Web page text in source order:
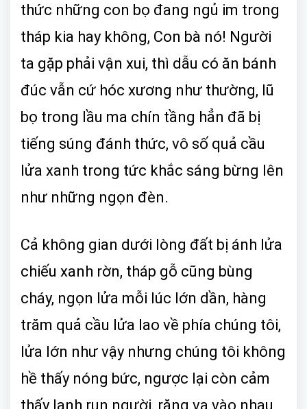
thức những con bọ đang ngủ im trong
tháp kia hay không, Con bà nó! Người
ta gặp phải vận xui, thì dẫu có ăn bánh
đúc vẫn cứ hóc xương như thường, lũ
bọ trong lầu ma chín tầng hẳn đã bị
tiếng súng đánh thức, vô số quả cầu
lửa xanh trong tức khắc sáng bừng lên
như những ngọn đèn.
Cả không gian dưới lòng đất bị ánh lửa
chiếu xanh rờn, tháp gỗ cũng bùng
cháy, ngọn lửa mỗi lúc lớn dần, hàng
trăm quả cầu lửa lao về phía chúng tôi,
lửa lớn như vậy nhưng chúng tôi không
hề thấy nóng bức, ngược lại còn cảm
thấy lạnh run người, răng va vào nhau